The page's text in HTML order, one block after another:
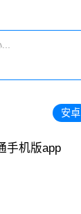
安卓
手机版app